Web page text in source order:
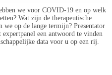
we voor COVID-19 en op welk
Wat zijn de therapeutische
we op de lange termijn? Presentator
een antwoord te vinden
data voor u op een rij.